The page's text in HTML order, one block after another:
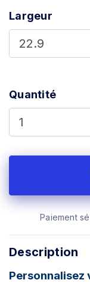
Largeur
Quantité
Paiement
Description